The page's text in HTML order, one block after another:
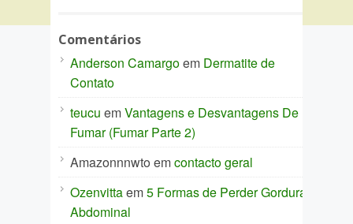
Comentários
Anderson Camargoem Dermatite de
Contato
teucu emVantagens e Desvantagens De
Fumar (Fumar Parte 2)
Amazonnnwto emcontacto geral
Ozenvittaem5 Formas de Perder Gordura
Abdominal